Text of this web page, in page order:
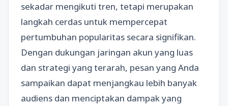
sekadar mengikuti tren, tetapi merupakan
langkah cerdas untuk mempercepat
pertumbuhan popularitas secara signifikan.
Dengan dukungan jaringan akun yang luas
dan strategi yang terarah, pesan yang Anda
sampaikan dapat menjangkau lebih banyak
audiens dan menciptakan dampak yang